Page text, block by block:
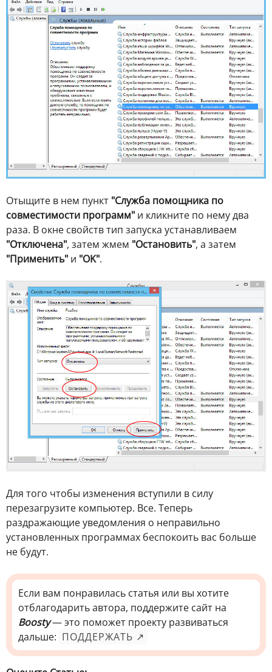
Отыщите в нем пункт "Служба помощника по
совместимости программ" и кликните по нему два
раза. В окне свойств тип запуска устанавливаем
"Отключена", затем жмем "Остановить", а затем
"Применить" и "OK".
Для того чтобы изменения вступили в силу
перезагрузите компьютер. Все. Теперь
раздражающие уведомления о неправильно
установленных программах беспокоить вас больше
не будут.
Если вам понравилась статья или вы хотите
отблагодарить автора, поддержите сайт на
Boosty— это поможет проекту развиваться
дальше: ПОДДЕРЖАТЬ ↗